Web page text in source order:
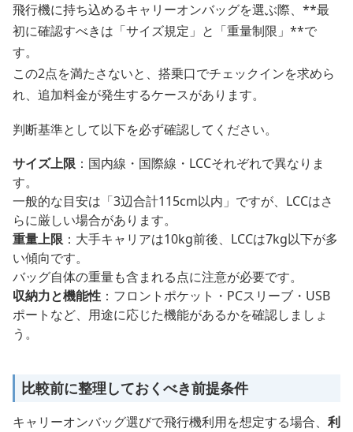
飛行機に持ち込めるキャリーオンバッグを選ぶ際、**最
初に確認すべきは「サイズ規定」と「重量制限」**で
す。
この2点を満たさないと、搭乗口でチェックインを求めら
れ、追加料金が発生するケースがあります。
判断基準として以下を必ず確認してください。
サイズ上限 ：国内線・国際線・LCCそれぞれで異なりま
す。
一般的な目安は「3辺合計115cm以内」ですが、LCCはさ
らに厳しい場合があります。
重量上限 ：大手キャリアは10kg前後、LCCは7kg以下が多
い傾向です。
バッグ自体の重量も含まれる点に注意が必要です。
収納力と機能性 ：フロントポケット・PCスリーブ・USB
ポートなど、用途に応じた機能があるかを確認しましょ
う。
比較前に整理しておくべき前提条件
キャリーオンバッグ選びで飛行機利用を想定する場合、 利